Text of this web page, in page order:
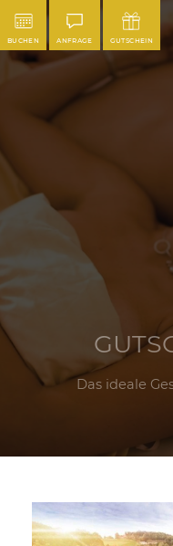
BUCHEN ANFRAGE GUTSCHEIN
Das ideale